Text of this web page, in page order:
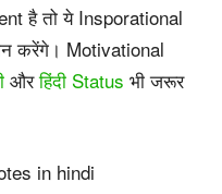
है तो ये Insporational
करेंगे। Motivational
औरहिंदी Status भी जरूर